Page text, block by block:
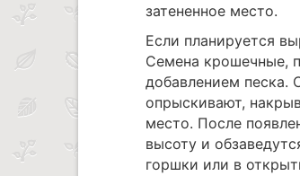
затененное место.
Если планируется
Семена крошечные,
добавлением песка.
опрыскивают,
место. После
высоту и
горшки или в